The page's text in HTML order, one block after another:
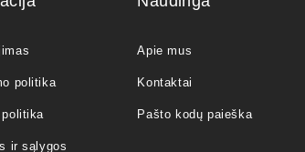
politika
ir sąlygos
Apie mus
Kontaktai
Pašto kodų paieška